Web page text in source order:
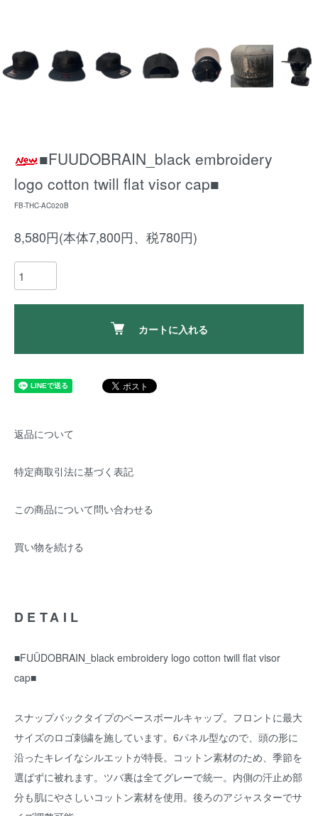
■FUUDOBRAIN_black embroidery
logo cotton twill flat visor cap■
FB-THC-AC020B
8,580円(本体7,800円、税780円)
カートに入れる
返品について
特定商取引法に基づく表記
この商品について問い合わせる
買い物を続ける
DETAIL
■FUÜDOBRAIN_black embroidery logo cotton twill flat visor
cap■
スナップバックタイプのベースボールキャップ。フロントに最大
サイズのロゴ刺繍を施しています。6パネル型なので、頭の形に
沿ったキレイなシルエットが特長。コットン素材のため、季節を
選ばずに被れます。ツバ裏は全てグレーで統一。内側の汗止め部
分も肌にやさしいコットン素材を使用。後ろのアジャスターでサ